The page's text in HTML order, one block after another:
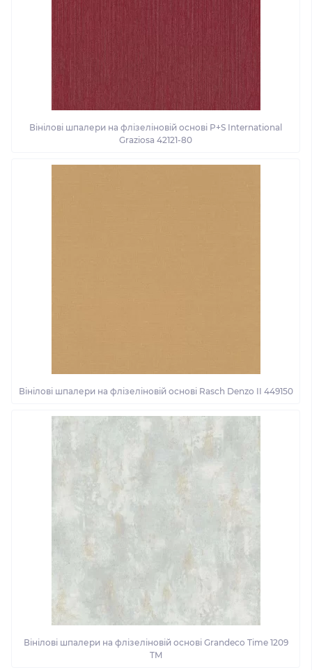
Вінілові шпалери на флізеліновій основі P+S International
Graziosa 42121-80
Вінілові шпалери на флізеліновій основі Rasch Denzo II 449150
Вінілові шпалери на флізеліновій основі Grandeco Time 1209
TM